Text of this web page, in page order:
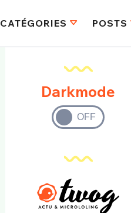
CATÉGORIES POSTS
Darkmode